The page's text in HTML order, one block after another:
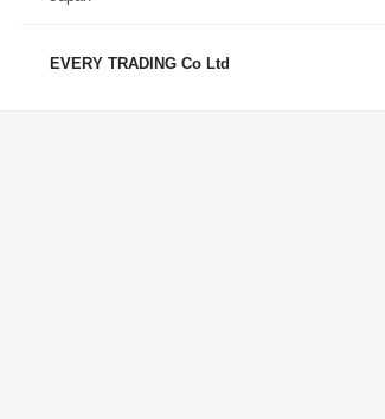
EVERY TRADING Co Ltd